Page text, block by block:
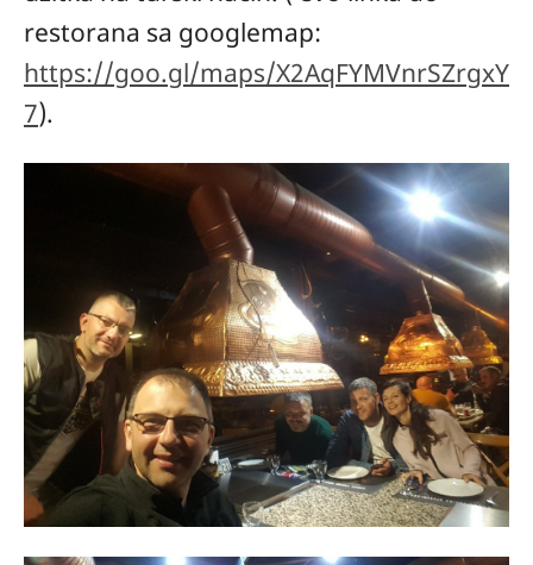
restorana sa googlemap:
https://goo.gl/maps/X2AqFYMVnrSZrgxY
7).